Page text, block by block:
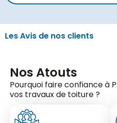
Les Avis de nos clients
Nos Atouts
Pourquoi faire confiance à
vos travaux de toiture ?